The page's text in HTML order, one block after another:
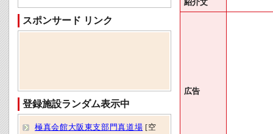
紹介文
広告
スポンサード リンク
登録施設ランダム表示中
極真会館大阪東支部門真道場 [空